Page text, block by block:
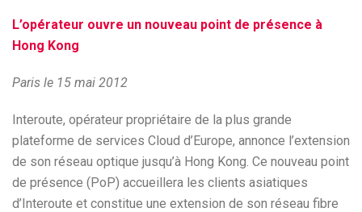
L’opérateur ouvre un nouveau point de présence à
Hong Kong
Paris le 15 mai 2012
Interoute, opérateur propriétaire de la plus grande
plateforme de services Cloud d’Europe, annonce l’extension
de son réseau optique jusqu’à Hong Kong. Ce nouveau point
de présence (PoP) accueillera les clients asiatiques
d’Interoute et constitue une extension de son réseau fibre